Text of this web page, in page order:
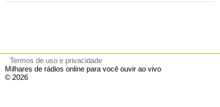
Termos de uso e privacidade
Milhares de rádios online para você ouvir ao vivo
© 2026